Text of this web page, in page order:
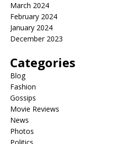
March 2024
February 2024
January 2024
December 2023
Categories
Blog
Fashion
Gossips
Movie Reviews
News
Photos